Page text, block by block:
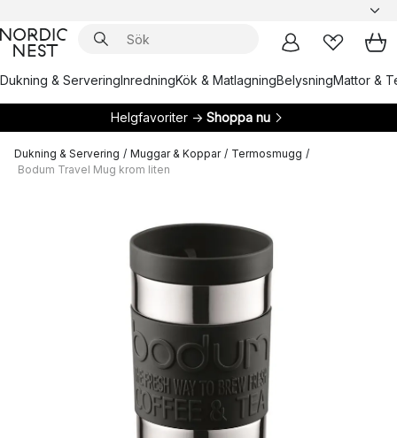
Dukning & ServeringInredningKök & MatlagningBelysningMattor &
Helgfavoriter → Shoppa nu
Dukning & Servering / Muggar & Koppar / Termosmugg /
Bodum Travel Mug krom liten